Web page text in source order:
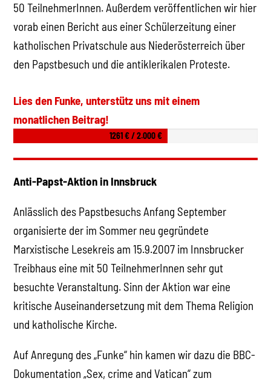
50 TeilnehmerInnen. Außerdem veröffentlichen wir hier
vorab einen Bericht aus einer Schülerzeitung einer
katholischen Privatschule aus Niederösterreich über
den Papstbesuch und die antiklerikalen Proteste.
Lies den Funke, unterstütz uns mit einem
monatlichen Beitrag!
1261 € / 2.000 €
Anti-Papst-Aktion in Innsbruck
Anlässlich des Papstbesuchs Anfang September
organisierte der im Sommer neu gegründete
Marxistische Lesekreis am 15.9.2007 im Innsbrucker
Treibhaus eine mit 50 TeilnehmerInnen sehr gut
besuchte Veranstaltung. Sinn der Aktion war eine
kritische Auseinandersetzung mit dem Thema Religion
und katholische Kirche.
Auf Anregung des „Funke“ hin kamen wir dazu die BBC-
Dokumentation „Sex, crime and Vatican“ zum